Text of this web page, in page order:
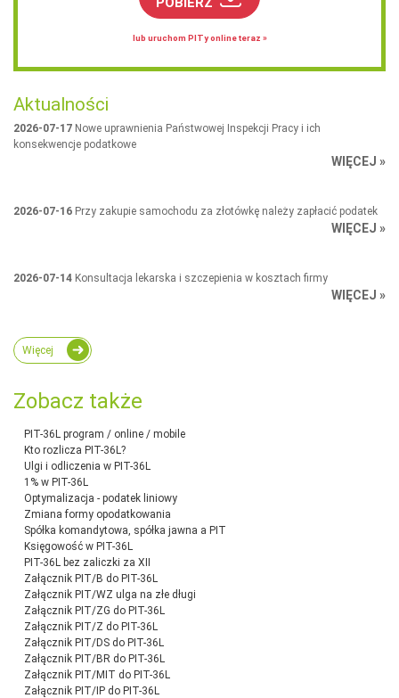
lub uruchom PITy online teraz »
Aktualności
2026-07-17 Nowe uprawnienia Państwowej Inspekcji Pracy i ich
konsekwencje podatkowe
WIĘCEJ »
2026-07-16 Przy zakupie samochodu za złotówkę należy zapłacić podatek
WIĘCEJ »
2026-07-14 Konsultacja lekarska i szczepienia w kosztach firmy
WIĘCEJ »
Więcej
Zobacz także
PIT-36L program / online / mobile
Kto rozlicza PIT-36L?
Ulgi i odliczenia w PIT-36L
1% w PIT-36L
Optymalizacja - podatek liniowy
Zmiana formy opodatkowania
Spółka komandytowa, spółka jawna a PIT
Księgowość w PIT-36L
PIT-36L bez zaliczki za XII
Załącznik PIT/B do PIT-36L
Załącznik PIT/WZ ulga na złe długi
Załącznik PIT/ZG do PIT-36L
Załącznik PIT/Z do PIT-36L
Załącznik PIT/DS do PIT-36L
Załącznik PIT/BR do PIT-36L
Załącznik PIT/MIT do PIT-36L
Załącznik PIT/IP do PIT-36L